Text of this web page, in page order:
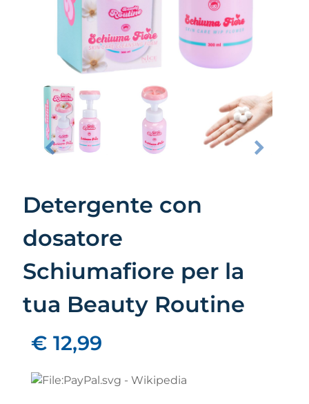
Detergente con
dosatore
Schiumafiore per la
tua Beauty Routine
€ 12,99